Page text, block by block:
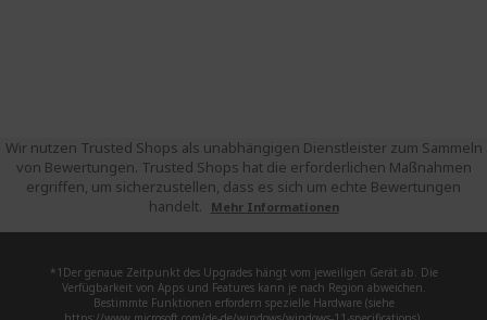
Wir nutzen Trusted Shops als unabhängigen Dienstleister zum Sammeln
von Bewertungen. Trusted Shops hat die erforderlichen Maßnahmen
ergriffen, um sicherzustellen, dass es sich um echte Bewertungen
handelt.
Mehr Informationen
*1Der genaue Zeitpunkt des Upgrades hängt vom jeweiligen Gerät ab. Die
Verfügbarkeit von Apps und Features kann je nach Region abweichen.
Bestimmte Funktionen erfordern spezielle Hardware (siehe